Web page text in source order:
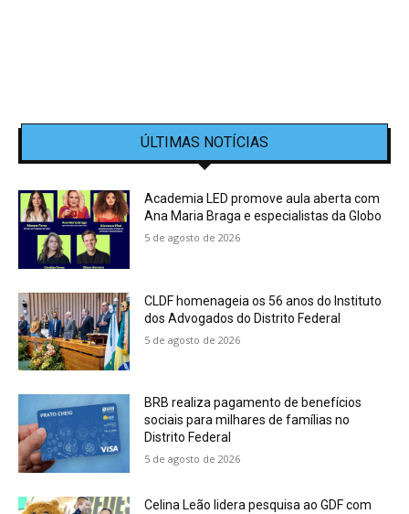
ÚLTIMAS NOTÍCIAS
Academia LED promove aula aberta com
Ana Maria Braga e especialistas da Globo
5 de agosto de 2026
CLDF homenageia os 56 anos do Instituto
dos Advogados do Distrito Federal
5 de agosto de 2026
BRB realiza pagamento de benefícios
sociais para milhares de famílias no
Distrito Federal
5 de agosto de 2026
Celina Leão lidera pesquisa ao GDF com